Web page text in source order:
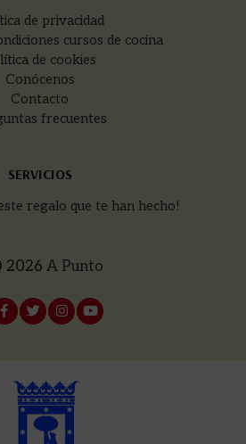
de privacidad
cursos de cocina
de cookies
Conócenos
Contacto
frecuentes
SERVICIOS
regalo que te han hecho!
2026 A Punto